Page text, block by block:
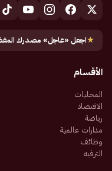
★اجعل «عاجل» مصدرك
الأقسام
المحليات
الاقتصاد
رياضة
مدارات عالمية
وظائف
الترفيه